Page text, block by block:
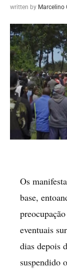
written by Marcelino
Os
base,
eventuais
dias depois
suspendido